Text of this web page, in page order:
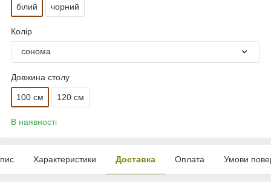
білий чорний
Колір
сонома
Довжина столу
100 см 120 см
В наявності
Характеристики Доставка Оплата Умови